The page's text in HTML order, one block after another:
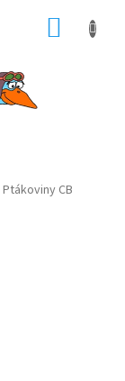
Ptákoviny CB